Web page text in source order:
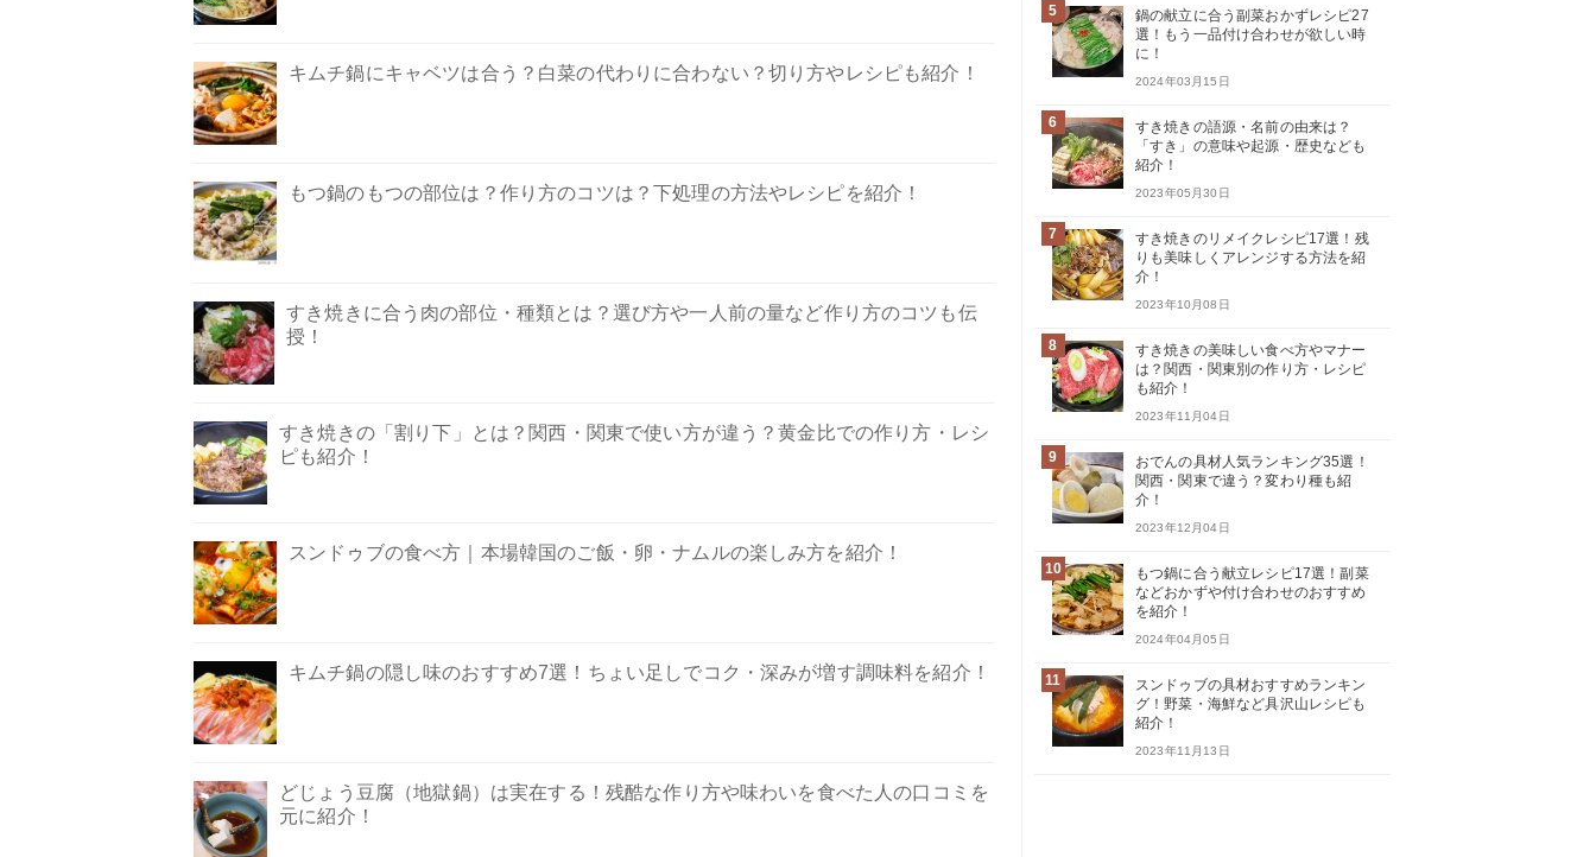
キムチ鍋にキャベツは合う？白菜の代わりに合わない？切り方やレシピも紹介！
もつ鍋のもつの部位は？作り方のコツは？下処理の方法やレシピを紹介！
すき焼きに合う肉の部位・種類とは？選び方や一人前の量など作り方のコツも伝
授！
すき焼きの「割り下」とは？関西・関東で使い方が違う？黄金比での作り方・レシ
ピも紹介！
スンドゥブの食べ方｜本場韓国のご飯・卵・ナムルの楽しみ方を紹介！
キムチ鍋の隠し味のおすすめ7選！ちょい足しでコク・深みが増す調味料を紹介！
どじょう豆腐（地獄鍋）は実在する！残酷な作り方や味わいを食べた人の口コミを
元に紹介！
5
鍋の献立に合う副菜おかずレシピ27
選！もう一品付け合わせが欲しい時
に！
2024年03月15日
6
すき焼きの語源・名前の由来は？
「すき」の意味や起源・歴史なども
紹介！
2023年05月30日
7
すき焼きのリメイクレシピ17選！残
りも美味しくアレンジする方法を紹
介！
2023年10月08日
8
すき焼きの美味しい食べ方やマナー
は？関西・関東別の作り方・レシピ
も紹介！
2023年11月04日
9
おでんの具材人気ランキング35選！
関西・関東で違う？変わり種も紹
介！
2023年12月04日
10
もつ鍋に合う献立レシピ17選！副菜
などおかずや付け合わせのおすすめ
を紹介！
2024年04月05日
11
スンドゥブの具材おすすめランキン
グ！野菜・海鮮など具沢山レシピも
紹介！
2023年11月13日